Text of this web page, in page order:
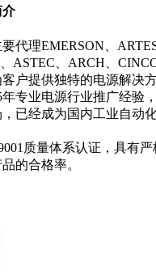
介
要代理EMERSON、
ASTEC、ARCH、
户提供独特的电源解决方
专业电源行业推广经验
已经成为国内工业自动
质量体系认证，具有
的合格率。